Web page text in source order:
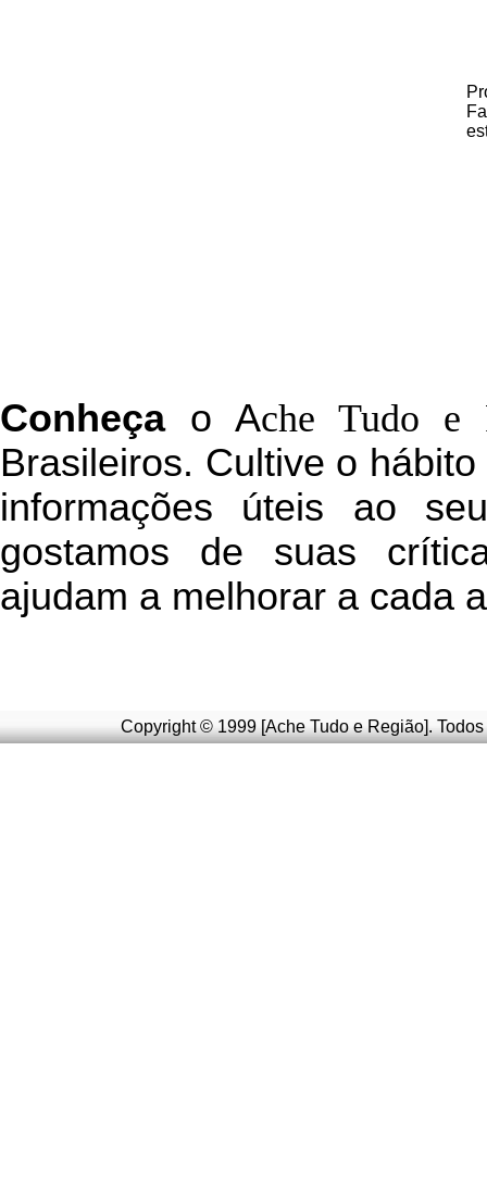
Conheçao Ache Tudo e
Brasileiros. Cultive o
informações úteis ao
gostamos de suas
ajudam a melhorar a cada
Copyright © 1999 [Ache Tudo e Região].